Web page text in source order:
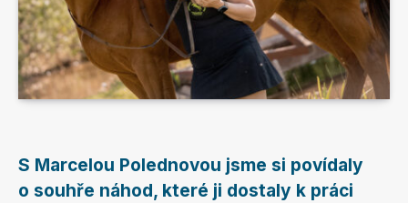
S Marcelou Polednovou jsme si povídaly
o souhře náhod, které ji dostaly k práci